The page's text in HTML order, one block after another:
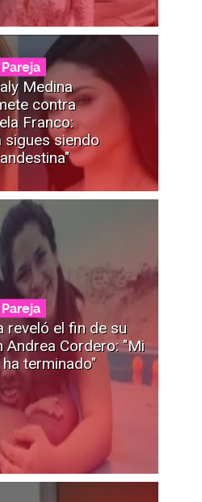
Pareja
Medina
contra
Franco:
sigues siendo
Pareja
reveló el fin de su
Andrea Cordero: "Mi
terminado"